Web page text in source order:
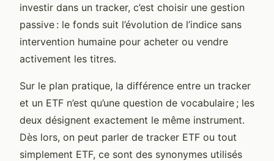
investir dans un tracker, c’est choisir une gestion
passive : le fonds suit l’évolution de l’indice sans
intervention humaine pour acheter ou vendre
activement les titres.
Sur le plan pratique, la différence entre un tracker
et un ETF n’est qu’une question de vocabulaire ; les
deux désignent exactement le même instrument.
Dès lors, on peut parler de tracker ETF ou tout
simplement ETF, ce sont des synonymes utilisés